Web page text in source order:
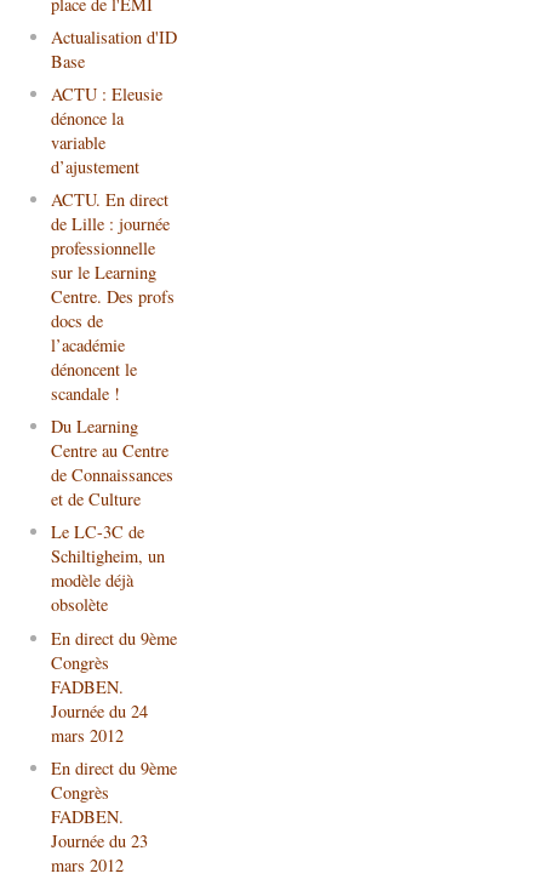
Actualisation d'ID
Base
ACTU : Eleusie
dénonce la
variable
d’ajustement
ACTU. En direct
de Lille : journée
professionnelle
sur le Learning
Centre. Des profs
docs de
l’académie
dénoncent le
scandale !
Du Learning
Centre au Centre
de Connaissances
et de Culture
Le LC-3C de
Schiltigheim, un
modèle déjà
obsolète
En direct du 9ème
Congrès
FADBEN.
Journée du 24
mars 2012
En direct du 9ème
Congrès
FADBEN.
Journée du 23
mars 2012